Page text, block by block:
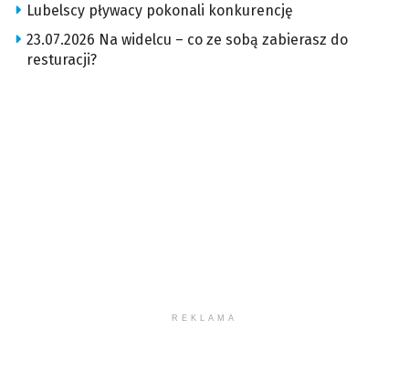
Lubelscy pływacy pokonali konkurencję
23.07.2026 Na widelcu – co ze sobą zabierasz do
resturacji?
REKLAMA